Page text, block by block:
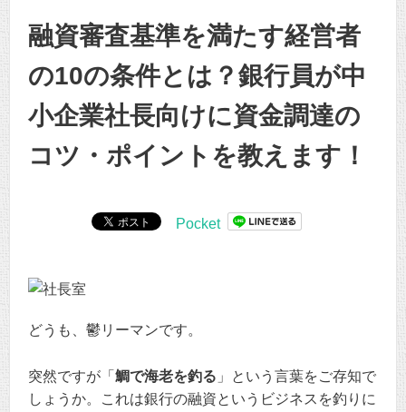
融資審査基準を満たす経営者
の10の条件とは？銀行員が中
小企業社長向けに資金調達の
コツ・ポイントを教えます！
Pocket
どうも、鬱リーマンです。
突然ですが「 鯛で海老を釣る 」という言葉をご存知で
しょうか。これは銀行の融資というビジネスを釣りに